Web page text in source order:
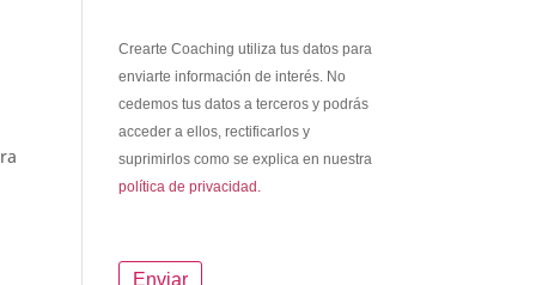
Crearte Coaching utiliza tus datos para
enviarte información de interés. No
cedemos tus datos a terceros y podrás
acceder a ellos, rectificarlos y
suprimirlos como se explica en nuestra
política de privacidad.